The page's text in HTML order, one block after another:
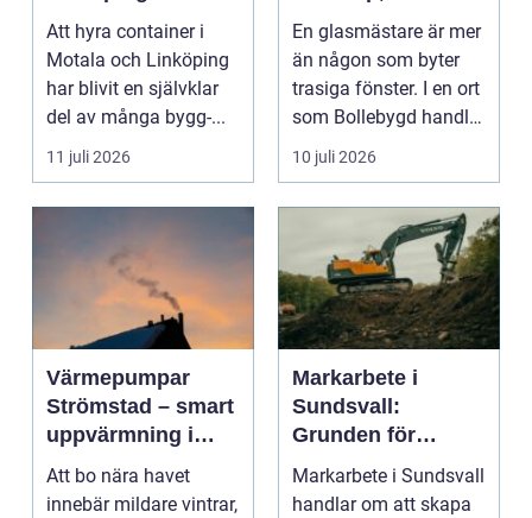
avfallshantering
för projekt i alla
storlekar
Att hyra container i
Motala och Linköping
har blivit en självklar
del av många bygg-...
11 juli 2026
och smarta
glaslösningar
En glasmästare är mer
än någon som byter
trasiga fönster. I en ort
som Bollebygd handlar
yrket lika ...
10 juli 2026
Värmepumpar
Strömstad – smart
uppvärmning i
kustklimat
Att bo nära havet
innebär mildare vintrar,
Markarbete i
Sundsvall:
Grunden för
hållbara hus,
vägar och tomter
Markarbete i Sundsvall
handlar om att skapa